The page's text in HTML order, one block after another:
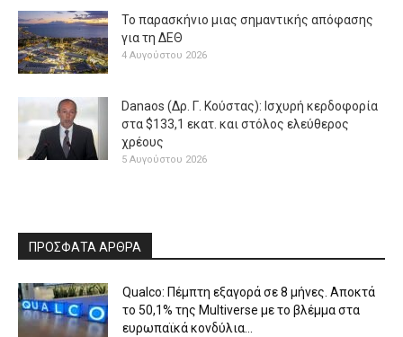
Το παρασκήνιο μιας σημαντικής απόφασης
για τη ΔΕΘ
4 Αυγούστου 2026
Danaos (Δρ. Γ. Κούστας): Ισχυρή κερδοφορία
στα $133,1 εκατ. και στόλος ελεύθερος
χρέους
5 Αυγούστου 2026
ΠΡΟΣΦΑΤΑ ΑΡΘΡΑ
Qualco: Πέμπτη εξαγορά σε 8 μήνες. Aποκτά
το 50,1% της Multiverse με το βλέμμα στα
ευρωπαϊκά κονδύλια...